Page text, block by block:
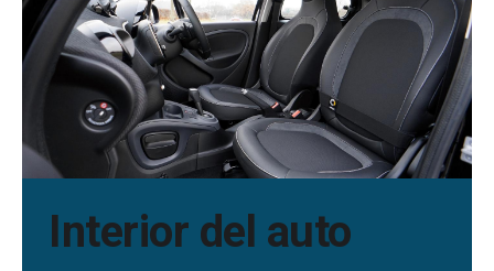
Interior del auto